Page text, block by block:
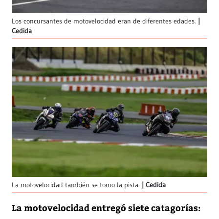
Los concursantes de motovelocidad eran de diferentes edades.
Cedida
La motovelocidad también se tomo la pista. Cedida
La motovelocidad entregó siete catagorías: